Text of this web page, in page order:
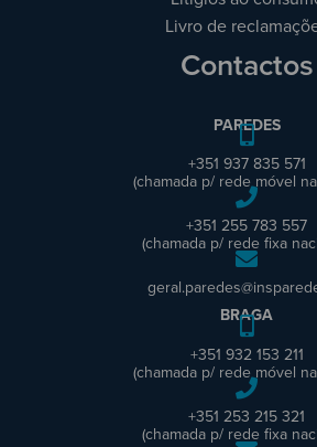
Livro de
Contactos
PAREDES
+351 937 835 571
(chamada p/ rede móvel
+351 255 783 557
(chamada p/ rede fixa
BRAGA
+351 932 153 211
(chamada p/ rede móvel
+351 253 215 321
(chamada p/ rede fixa